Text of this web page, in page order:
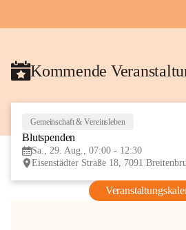
Kommende
Gemeinschaft & Vereinsleben
Blutspenden
Sa., 29. Aug., 07:00 - 12:30